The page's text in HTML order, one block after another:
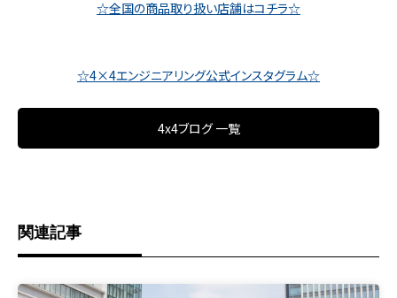
☆全国の商品取り扱い店舗はコチラ☆
☆4×4エンジニアリング公式インスタグラム☆
4x4ブログ 一覧
関連記事